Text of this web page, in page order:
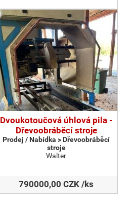
Dvoukotoučová úhlová pila -
Dřevoobráběcí stroje
Prodej / Nabídka > Dřevoobráběcí
stroje
Walter
790000,00 CZK /ks